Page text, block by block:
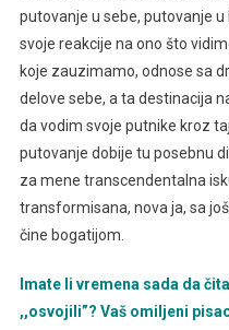
putovanje u sebe, putovanje
svoje reakcije na ono što
koje zauzimamo, odnose sa
delove sebe, a ta destinacija
da vodim svoje putnike kroz
putovanje dobije tu posebnu
za mene transcendentalna
transformisana, nova ja, sa
čine bogatijom.
Imate li vremena sada da
,,osvojili”? Vaš omiljeni